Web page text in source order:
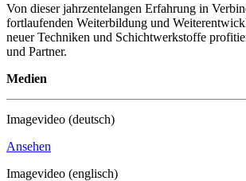
Von dieser jahrzentelangen Erfahrung in
fortlaufenden Weiterbildung und
neuer Techniken und Schichtwerkstoffe
und Partner.
Medien
Imagevideo (deutsch)
Ansehen
Imagevideo (englisch)